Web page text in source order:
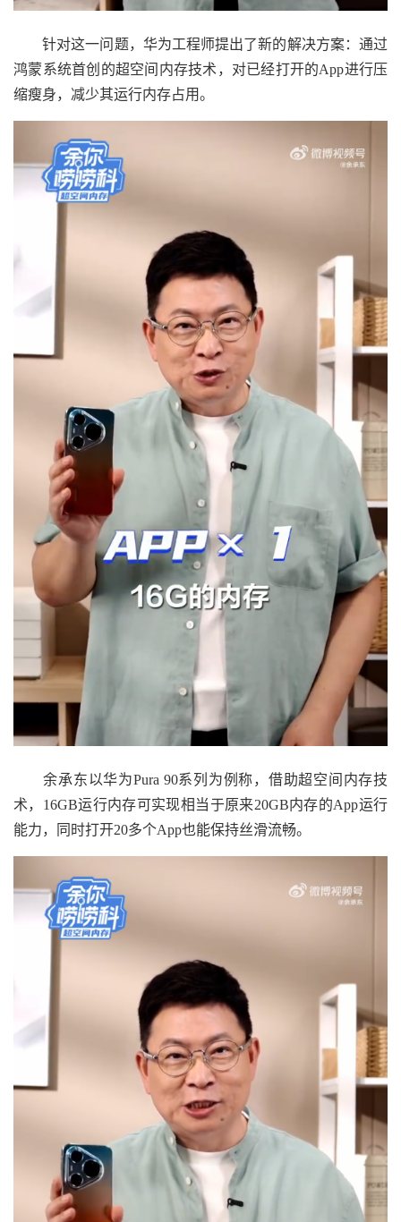
针对这一问题，华为工程师提出了新的解决方案：通过
鸿蒙系统首创的超空间内存技术，对已经打开的App进行压
缩瘦身，减少其运行内存占用。
余承东以华为Pura 90系列为例称，借助超空间内存技
术，16GB运行内存可实现相当于原来20GB内存的App运行
能力，同时打开20多个App也能保持丝滑流畅。